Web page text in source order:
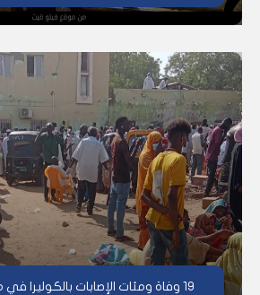
19 وفاة ومئات الإصابات بالكوليرا في مدينة كوستي